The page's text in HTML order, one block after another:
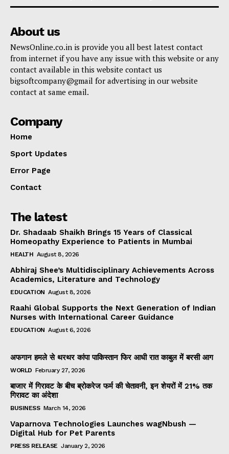
About us
NewsOnline.co.in is provide you all best latest contact
from internet if you have any issue with this website or any
contact available in this website contact us
bigsoftcompany@gmail for advertising in our website
contact at same email.
Company
Home
Sport Updates
Error Page
Contact
The latest
Dr. Shadaab Shaikh Brings 15 Years of Classical
Homeopathy Experience to Patients in Mumbai
HEALTH August 8, 2026
Abhiraj Shee’s Multidisciplinary Achievements Across
Academics, Literature and Technology
EDUCATION August 8, 2026
Raahi Global Supports the Next Generation of Indian
Nurses with International Career Guidance
EDUCATION August 6, 2026
अफगान हमले से थरथर कांपा पाकिस्तान फिर आधी रात काबुल में बरसी आग
WORLD February 27, 2026
बाजार में गिरावट के बीच ब्रोकरेज फर्म की चेतावनी, इन शेयरों में 21% तक
गिरावट का अंदेशा
BUSINESS March 14, 2026
Vaparnova Technologies Launches wagNbush —
Digital Hub for Pet Parents
PRESS RELEASE January 2, 2026